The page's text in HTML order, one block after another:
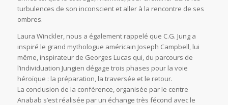
turbulences de son inconscient et aller à la rencontre de ses
ombres.
Laura Winckler, nous a également rappelé que C.G. Jung a
inspiré le grand mythologue américain Joseph Campbell, lui
même, inspirateur de Georges Lucas qui, du parcours de
l’individuation Jungien dégage trois phases pour la voie
héroïque : la préparation, la traversée et le retour.
La conclusion de la conférence, organisée par le centre
Anabab s’est réalisée par un échange très fécond avec le